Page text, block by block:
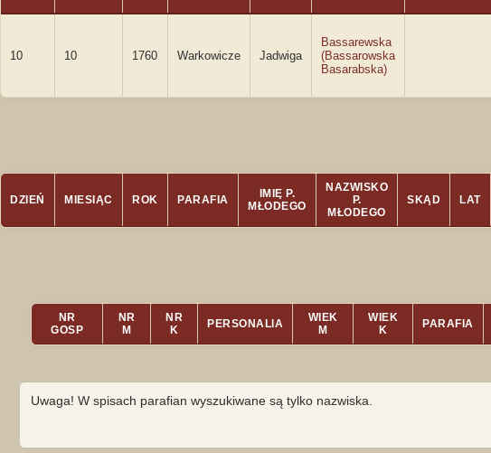
10 10 1760 Warkowicze Jadwiga
Bassarewska
(Bassarowska
Basarabska)
DZIEŃ MIESIĄC ROK PARAFIA
IMIĘ P.
MŁODEGO
NAZWISKO
P.
MŁODEGO
SKĄD LAT
NR
GOSP
NR
M
NR
K
PERSONALIA
WIEK
M
WIEK
K
PARAFIA
Uwaga! W spisach parafian wyszukiwane są tylko nazwiska.